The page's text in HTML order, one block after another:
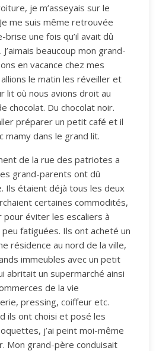
je m’asseyais sur le
me suis même retrouvée
une fois qu’il avait dû
beaucoup mon grand-
en vacance chez mes
le matin les réveiller et
lit où nous avions droit au
chocolat. Du chocolat noir.
préparer un petit café et il
mamy dans le grand lit.
de la rue des patriotes a
grand-parents ont dû
Ils étaient déjà tous les deux
certaines commodités,
pour éviter les escaliers à
fatiguées. Ils ont acheté un
résidence au nord de la ville,
immeubles avec un petit
abritait un supermarché ainsi
de la vie
pressing, coiffeur etc.
ils ont choisi et posé les
j’ai peint moi-même
Mon grand-père conduisait